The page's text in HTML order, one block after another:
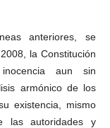
anteriores, se
la Constitución
aun sin
armónico de los
existencia, mismo
las autoridades y